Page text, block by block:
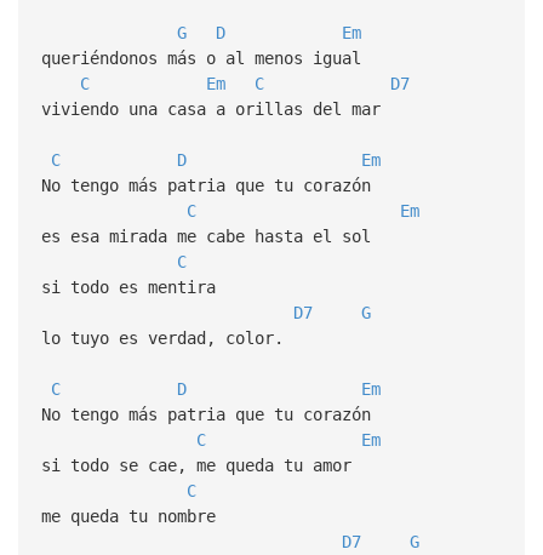
G D
Em
queriéndonos más o al menos igual
C
Em C
D7
viviendo una casa a orillas del mar
C D
Em
No tengo más patria que tu corazón
C
Em
es esa mirada me cabe hasta el sol
C
si todo es mentira
D7
G
lo tuyo es verdad, color.
C D
Em
No tengo más patria que tu corazón
C
Em
si todo se cae, me queda tu amor
C
me queda tu nombre
D7
G